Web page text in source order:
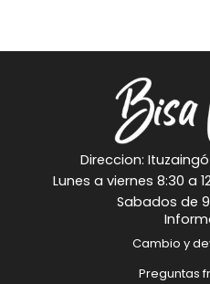
Direccion: Ituzaingó
Lunes a viernes 8:30 a
Sabados de
Cambio y
Preguntas